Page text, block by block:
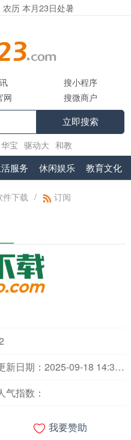
历 本月23日处暑
搜小程序
网 搜微商户
立即搜索
华宝 驱动大 和教
商
服务 休闲娱乐 教育文化
件下载 / 订阅
更新日期：2025-09-18 14:37:17
气指数：
 我要赞助